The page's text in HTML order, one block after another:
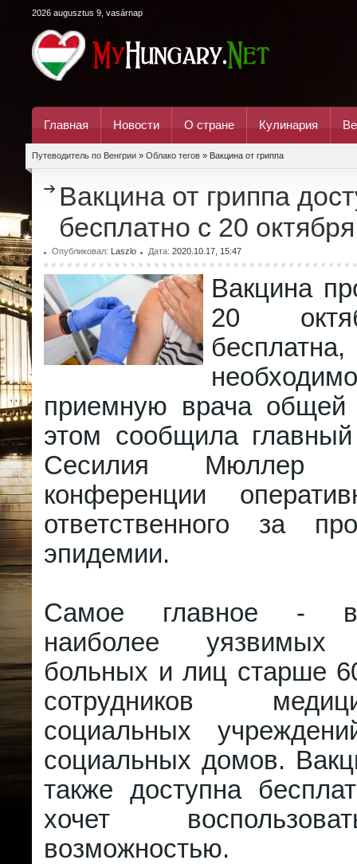
2026 augusztus 9, vasárnap
Главная Новости О стране Кулинария
Путеводитель по Венгрии » Облако тегов » Вакцина от гриппа
Вакцина от гриппа
бесплатно с 20 октября
Опубликовал: Laszlo Дата: 2020.10.17, 15:47
Вакцина
20
приемную врача общей
этом сообщила
Сесилия Мюллер
конференции
ответственного за
эпидемии.
Самое главное -
наиболее уязвимых
больных и лиц старше
сотрудников
социальных
социальных домов.
также доступна
хочет
возможностью.